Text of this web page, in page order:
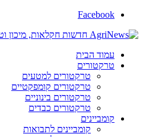
Facebook
עמוד הבית
טרקטורים
טרקטורים למטעים
טרקטורים קומפקטיים
טרקטורים בינוניים
טרקטורים כבדים
קומביינים
קומביינים לתבואות